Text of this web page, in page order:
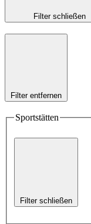
Filter schließen
Filter entfernen
Sportstätten
Filter schließen